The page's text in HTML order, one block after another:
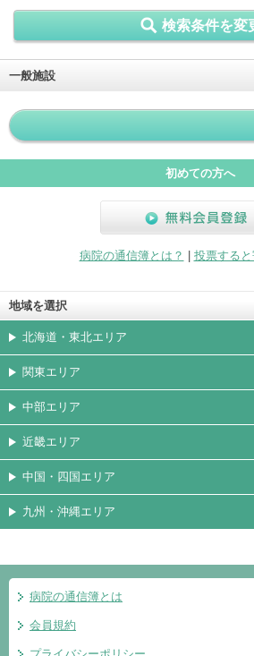
検索条件を変
一般施設
初めての方へ
病院の通信簿とは？
投票する
地域を選択
北海道・東北エリア
関東エリア
中部エリア
近畿エリア
中国・四国エリア
九州・沖縄エリア
病院の通信簿とは
会員規約